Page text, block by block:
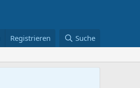
Registrieren Suche